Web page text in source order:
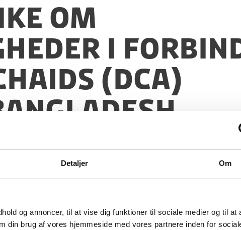
Detaljer Om
og annoncer, til at vise dig funktioner til sociale medier og til at
din brug af vores hjemmeside med vores partnere inden for
om
i
(DCA)